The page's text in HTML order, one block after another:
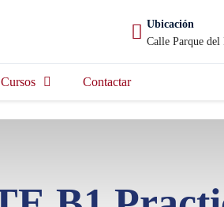
Ubicación
Calle Parque del
Cursos Contactar